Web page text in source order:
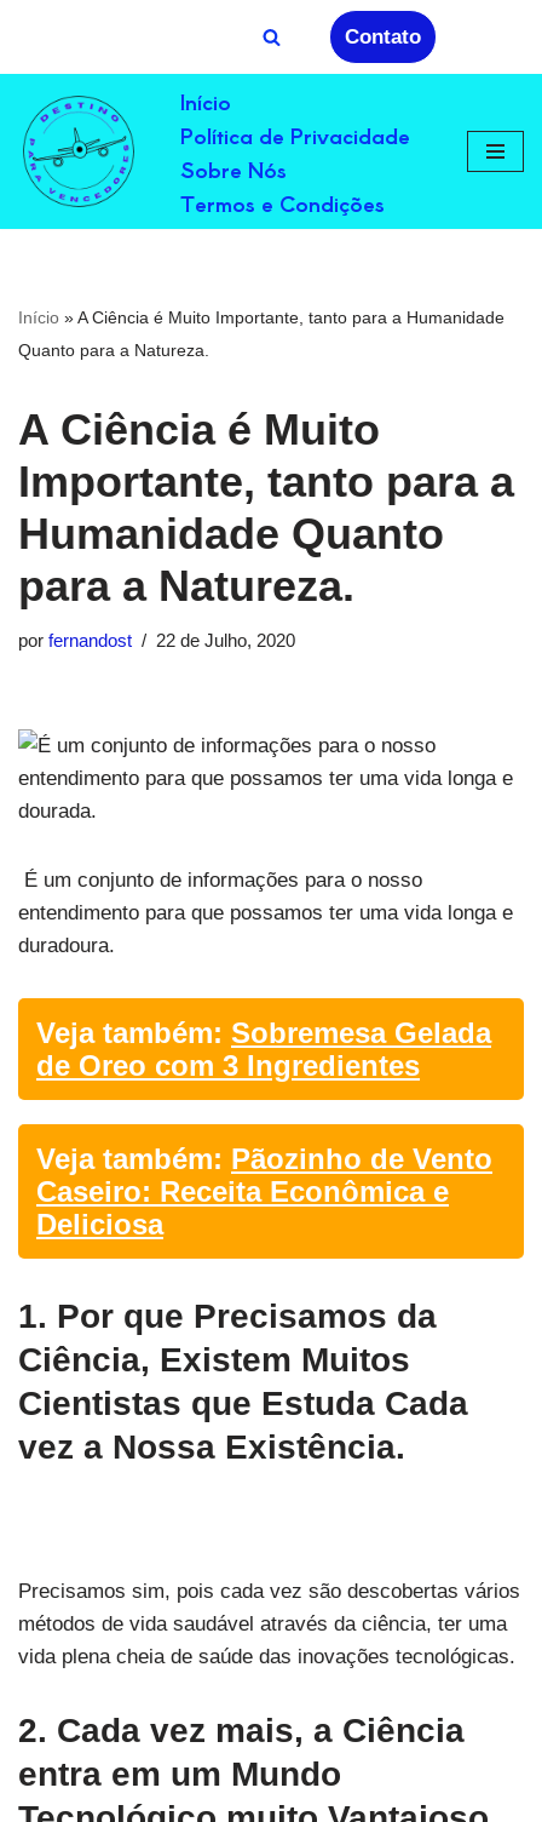
para
o
conteúdo
Contato
Início
Política de Privacidade
Sobre Nós
Termos e Condições
Início »A Ciência é Muito Importante, tanto para a Humanidade
Quanto para a Natureza.
A Ciência é Muito
Importante, tanto para a
Humanidade Quanto
para a Natureza.
por fernandost 22 de Julho, 2020
É um conjunto de informações para o nosso
entendimento para que possamos ter uma vida longa e
duradoura.
Veja também: Sobremesa Gelada
de Oreo com 3 Ingredientes
Veja também: Pãozinho de Vento
Caseiro: Receita Econômica e
Deliciosa
1. Por que Precisamos da
Ciência, Existem Muitos
Cientistas que Estuda Cada
vez a Nossa Existência.
Precisamos sim, pois cada vez são descobertas vários
métodos de vida saudável através da ciência, ter uma
vida plena cheia de saúde das inovações tecnológicas.
2. Cada vez mais, a Ciência
entra em um Mundo